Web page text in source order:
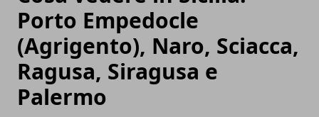
Porto Empedocle
(Agrigento), Naro, Sciacca,
Ragusa, Siragusa e
Palermo